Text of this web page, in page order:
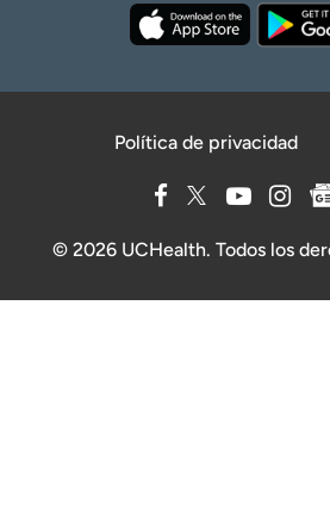
Política de privacidad
© 2026 UCHealth. Todos los